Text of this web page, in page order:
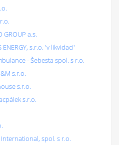
GROUP a.s.
ENERGY, s.r.o. 'v likvidaci'
- Šebesta spol. s r.o.
s.r.o.
s.r.o.
s.r.o.
spol. s r.o.